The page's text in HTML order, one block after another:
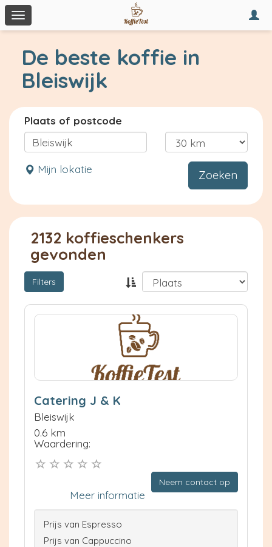
Toggle
navigation
De beste koffie in
Bleiswijk
Plaats of postcode
Mijn lokatie Zoeken
2132 koffieschenkers
gevonden
Filters
Catering J & K
Bleiswijk
0.6 km
Waardering:
Neem contact op
Meer informatie
Prijs van Espresso
Prijs van Cappuccino